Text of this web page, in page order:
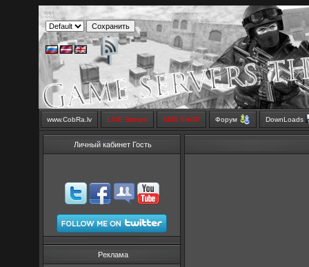
www.CobRa.lv LIVE Stream SMS SHOP Форум DownLoads
Личный кабинет Гость
Реклама